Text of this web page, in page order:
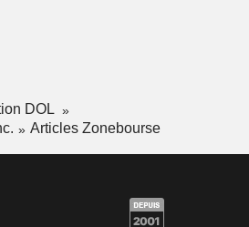
DOL
Articles Zonebourse